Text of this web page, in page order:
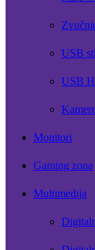
USB
USB
Monitori
Gaming zona
Multimedija